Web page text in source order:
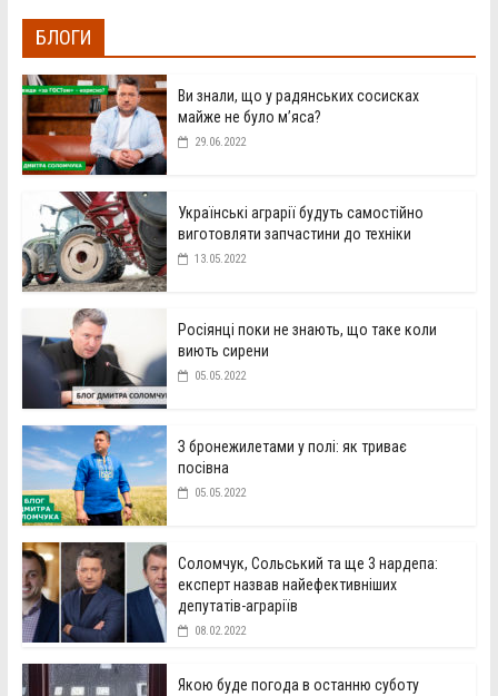
БЛОГИ
Ви знали, що у радянських сосисках
майже не було м’яса?
29.06.2022
Українські аграрії будуть самостійно
виготовляти запчастини до техніки
13.05.2022
Росіянці поки не знають, що таке коли
виють сирени
05.05.2022
З бронежилетами у полі: як триває
посівна
05.05.2022
Соломчук, Сольський та ще 3 нардепа:
експерт назвав найефективніших
депутатів-аграріїв
08.02.2022
Якою буде погода в останню суботу